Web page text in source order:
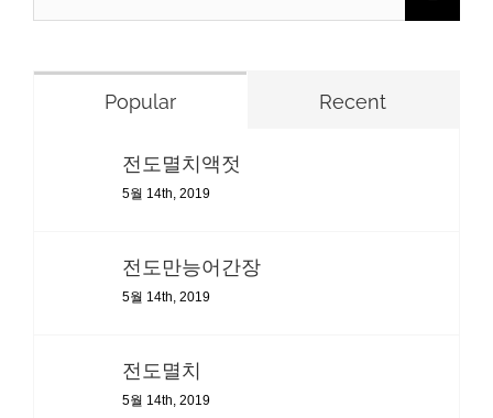
Popular Recent
전도멸치액젓
5월 14th, 2019
전도만능어간장
5월 14th, 2019
전도멸치
5월 14th, 2019